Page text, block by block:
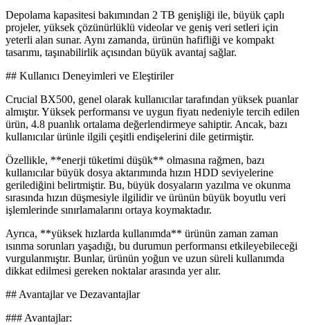
Depolama kapasitesi bakımından 2 TB genişliği ile, büyük çaplı
projeler, yüksek çözünürlüklü videolar ve geniş veri setleri için
yeterli alan sunar. Aynı zamanda, ürünün hafifliği ve kompakt
tasarımı, taşınabilirlik açısından büyük avantaj sağlar.
## Kullanıcı Deneyimleri ve Eleştiriler
Crucial BX500, genel olarak kullanıcılar tarafından yüksek puanlar
almıştır. Yüksek performansı ve uygun fiyatı nedeniyle tercih edilen
ürün, 4.8 puanlık ortalama değerlendirmeye sahiptir. Ancak, bazı
kullanıcılar ürünle ilgili çeşitli endişelerini dile getirmiştir.
Özellikle, **enerji tüketimi düşük** olmasına rağmen, bazı
kullanıcılar büyük dosya aktarımında hızın HDD seviyelerine
gerilediğini belirtmiştir. Bu, büyük dosyaların yazılma ve okunma
sırasında hızın düşmesiyle ilgilidir ve ürünün büyük boyutlu veri
işlemlerinde sınırlamalarını ortaya koymaktadır.
Ayrıca, **yüksek hızlarda kullanımda** ürünün zaman zaman
ısınma sorunları yaşadığı, bu durumun performansı etkileyebileceği
vurgulanmıştır. Bunlar, ürünün yoğun ve uzun süreli kullanımda
dikkat edilmesi gereken noktalar arasında yer alır.
## Avantajlar ve Dezavantajlar
### Avantajlar: